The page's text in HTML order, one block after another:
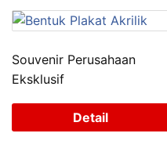
Souvenir Perusahaan
Eksklusif
Detail